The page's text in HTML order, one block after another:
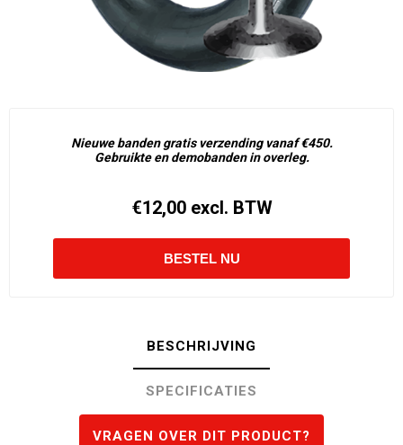
Nieuwe banden gratis verzending vanaf €450.
Gebruikte en demobanden in overleg.
€12,00 excl. BTW
BESCHRIJVING
SPECIFICATIES
VRAGEN OVER DIT PRODUCT?